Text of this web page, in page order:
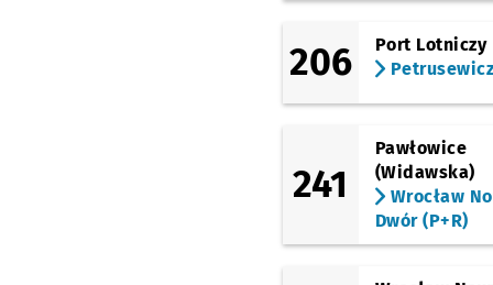
206
Port Lotniczy
241
Pawłowice
(Widawska)
Wrocław
Dwór (P+R)